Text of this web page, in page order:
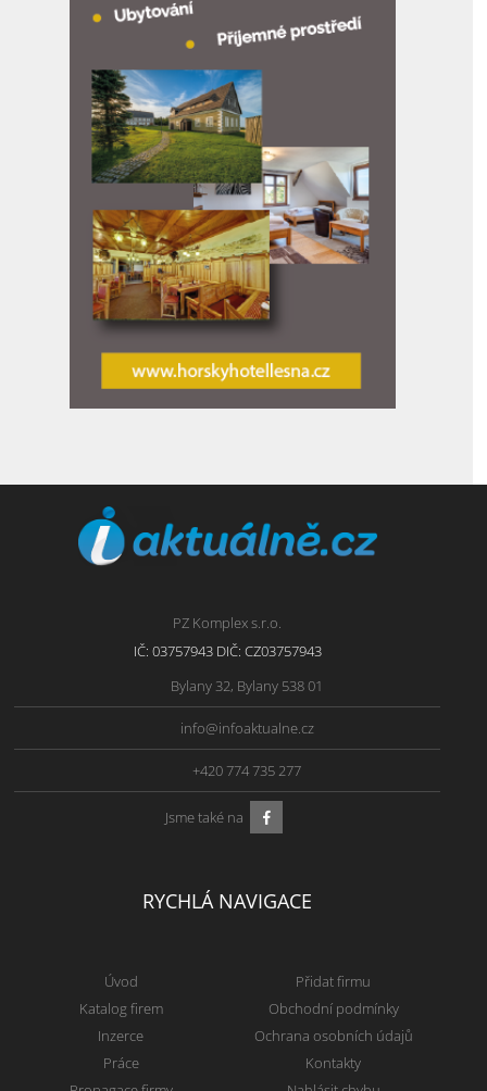
PZ Komplex s.r.o.
IČ: 03757943 DIČ: CZ03757943
Bylany 32, Bylany 538 01
info@infoaktualne.cz
+420 774 735 277
Jsme také na
RYCHLÁ NAVIGACE
Úvod
Katalog firem
Inzerce
Práce
Přidat firmu
Obchodní podmínky
Ochrana osobních údajů
Kontakty